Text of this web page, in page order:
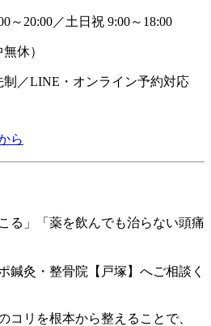
～20:00／土日祝 9:00～18:00
休）
制／LINE・オンライン予約対応
ら
る」「薬を飲んでも治らない頭痛
鍼灸・整骨院【戸塚】へご相談く
コリを根本から整えることで、